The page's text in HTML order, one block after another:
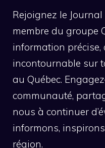
Rejoignez le Journal
membre du groupe
information précise,
incontournable sur
au Québec.
communauté,
nous à continuer
informons,
région.